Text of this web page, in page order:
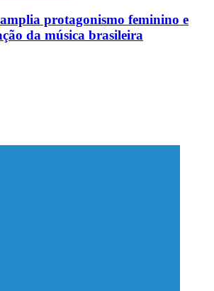
protagonismo feminino e
da música brasileira